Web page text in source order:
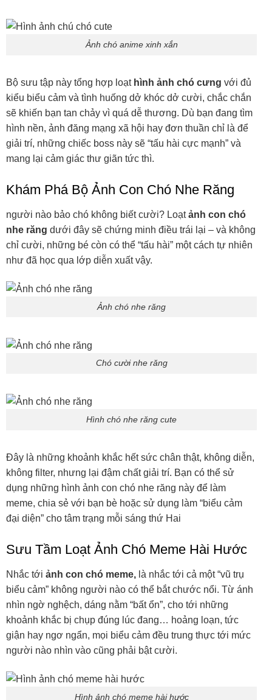
Ảnh chó anime xinh xắn
Bộ sưu tập này tổng hợp loạt hình ảnh chó cưng với đủ
kiểu biểu cảm và tình huống dở khóc dở cười, chắc chắn
sẽ khiến bạn tan chảy vì quá dễ thương. Dù bạn đang tìm
hình nền, ảnh đăng mạng xã hội hay đơn thuần chỉ là để
giải trí, những chiếc boss này sẽ “tấu hài cực mạnh” và
mang lại cảm giác thư giãn tức thì.
Khám Phá Bộ Ảnh Con Chó Nhe Răng
người nào bảo chó không biết cười? Loạtảnh con chó
nhe răng dưới đây sẽ chứng minh điều trái lại – và không
chỉ cười, những bé còn có thể “tấu hài” một cách tự nhiên
như đã học qua lớp diễn xuất vậy.
Ảnh chó nhe răng
Chó cười nhe răng
Hình chó nhe răng cute
Đây là những khoảnh khắc hết sức chân thật, không diễn,
không filter, nhưng lại đậm chất giải trí. Bạn có thể sử
dụng những hình ảnh con chó nhe răng này để làm
meme, chia sẻ với bạn bè hoặc sử dụng làm “biểu cảm
đại diện” cho tâm trạng mỗi sáng thứ Hai
Sưu Tầm Loạt Ảnh Chó Meme Hài Hước
Nhắc tới ảnh con chó meme, là nhắc tới cả một “vũ trụ
biểu cảm” không người nào có thể bắt chước nổi. Từ ánh
nhìn ngờ nghệch, dáng nằm “bất ổn”, cho tới những
khoảnh khắc bị chụp đúng lúc đang… hoảng loạn, tức
giận hay ngơ ngẩn, mọi biểu cảm đều trung thực tới mức
người nào nhìn vào cũng phải bật cười.
Hình ảnh chó meme hài hước